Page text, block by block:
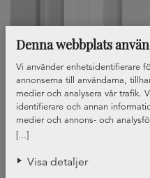
Denna webbplats
[...]
Vi använder enhetsidentifierare
annonserna till användarna,
medier och analysera vår trafik.
identifierare och annan
medier och annons- och
Dessa kan i sin tur kombinera
använt deras tjänster.
Visa detaljer
Klassisk 16
+27
Lucka